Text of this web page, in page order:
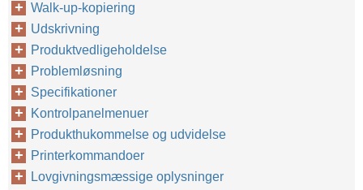
Integreret Webadgangsserver
Walk-up-kopiering
Udskrivning
Produktvedligeholdelse
Problemløsning
Specifikationer
Kontrolpanelmenuer
Produkthukommelse og udvidelse
Printerkommandoer
Lovgivningsmæssige oplysninger